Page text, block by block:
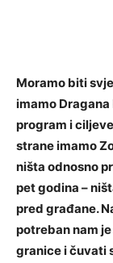
Moramo biti
imamo
program i
strane imamo
ništa odnosno
pet godina –
pred građane.
potreban nam
granice i čuvati